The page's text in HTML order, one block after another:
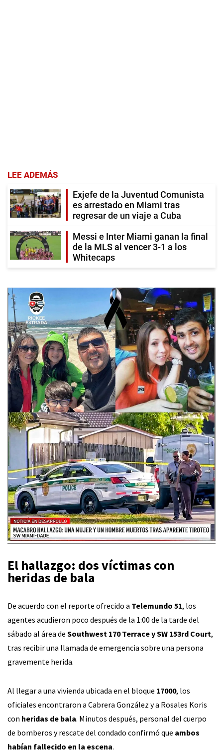
LEE ADEMÁS
Exjefe de la Juventud Comunista
es arrestado en Miami tras
regresar de un viaje a Cuba
Messi e Inter Miami ganan la final
de la MLS al vencer 3-1 a los
Whitecaps
El hallazgo: dos víctimas con
heridas de bala
De acuerdo con el reporte ofrecido a Telemundo 51, los
agentes acudieron poco después de la 1:00 de la tarde del
sábado al área de Southwest 170 Terrace y SW 153rd Court,
tras recibir una llamada de emergencia sobre una persona
gravemente herida.
Al llegar a una vivienda ubicada en el bloque 17000, los
oficiales encontraron a Cabrera González y a Rosales Koris
con heridas de bala. Minutos después, personal del cuerpo
de bomberos y rescate del condado confirmó que ambos
habían fallecido en la escena.